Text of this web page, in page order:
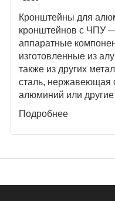
Кронштейны для
кронштейнов с ЧПУ
аппаратные
изготовленные из
также из других
сталь, нержавеющая
алюминий или
Подробнее